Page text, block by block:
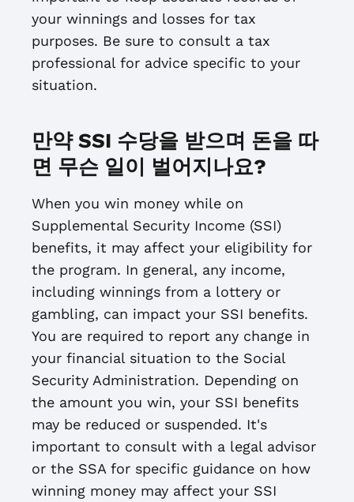
your winnings and losses for tax
purposes. Be sure to consult a tax
professional for advice specific to your
situation.
만약 SSI 수당을 받으며 돈을 따
면 무슨 일이 벌어지나요?
When you win money while on
Supplemental Security Income (SSI)
benefits, it may affect your eligibility for
the program. In general, any income,
including winnings from a lottery or
gambling, can impact your SSI benefits.
You are required to report any change in
your financial situation to the Social
Security Administration. Depending on
the amount you win, your SSI benefits
may be reduced or suspended. It's
important to consult with a legal advisor
or the SSA for specific guidance on how
winning money may affect your SSI